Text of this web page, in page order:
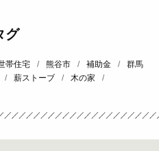
グ
帯住宅 / 熊谷市 / 補助金 /
群馬
/ 薪ストーブ / 木の家 /